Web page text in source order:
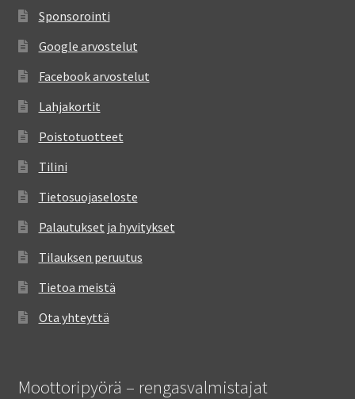
Sponsorointi
Google arvostelut
Facebook arvostelut
Lahjakortit
Poistotuotteet
Tilini
Tietosuojaseloste
Palautukset ja hyvitykset
Tilauksen peruutus
Tietoa meistä
Ota yhteyttä
Moottoripyörä – rengasvalmistajat